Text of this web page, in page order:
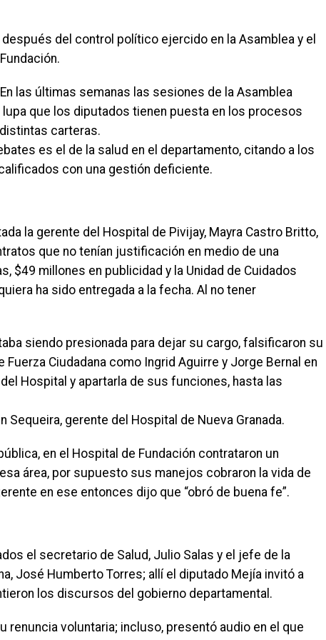
del control político ejercido en la Asamblea y el
las últimas semanas las sesiones de la Asamblea
que los diputados tienen puesta en los procesos
carteras.
es el de la salud en el departamento, citando a los
con una gestión deficiente.
la gerente del Hospital de Pivijay, Mayra Castro Britto,
que no tenían justificación en medio de una
$49 millones en publicidad y la Unidad de Cuidados
ha sido entregada a la fecha. Al no tener
siendo presionada para dejar su cargo, falsificaron su
Ciudadana como Ingrid Aguirre y Jorge Bernal en
Hospital y apartarla de sus funciones, hasta las
Sequeira, gerente del Hospital de Nueva Granada.
en el Hospital de Fundación contrataron un
área, por supuesto sus manejos cobraron la vida de
en ese entonces dijo que “obró de buena fe”.
el secretario de Salud, Julio Salas y el jefe de la
José Humberto Torres; allí el diputado Mejía invitó a
los discursos del gobierno departamental.
renuncia voluntaria; incluso, presentó audio en el que